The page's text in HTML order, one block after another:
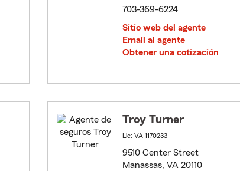
703-369-6224
Sitio web del agente
Email al agente
Obtener una cotización
Troy Turner
Lic: VA-1170233
9510 Center Street
Manassas, VA 20110